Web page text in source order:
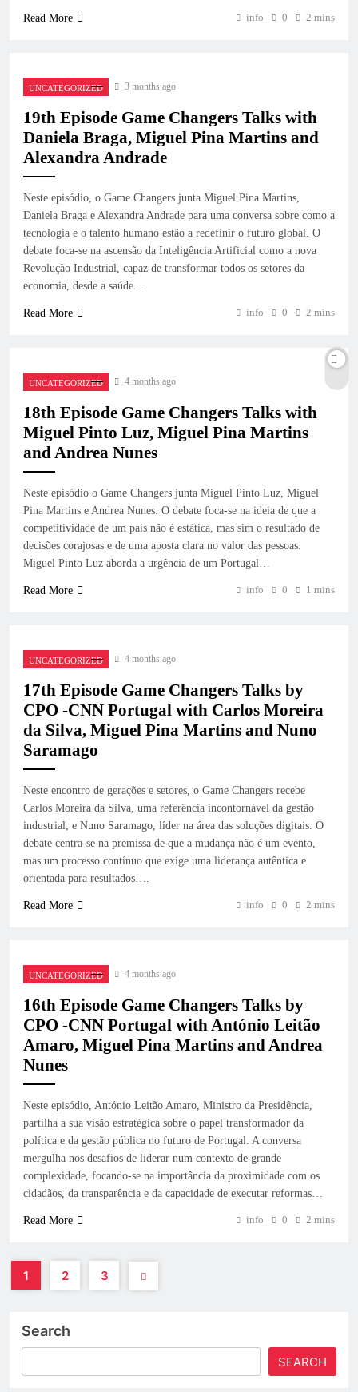
Read More info 0 2 mins
UNCATEGORIZED 3 months ago
19th Episode Game Changers Talks with
Daniela Braga, Miguel Pina Martins and
Alexandra Andrade
Neste episódio, o Game Changers junta Miguel Pina Martins,
Daniela Braga e Alexandra Andrade para uma conversa sobre como a
tecnologia e o talento humano estão a redefinir o futuro global. O
debate foca-se na ascensão da Inteligência Artificial como a nova
Revolução Industrial, capaz de transformar todos os setores da
economia, desde a saúde…
Read More info 0 2 mins
UNCATEGORIZED 4 months ago
18th Episode Game Changers Talks with
Miguel Pinto Luz, Miguel Pina Martins
and Andrea Nunes
Neste episódio o Game Changers junta Miguel Pinto Luz, Miguel
Pina Martins e Andrea Nunes. O debate foca-se na ideia de que a
competitividade de um país não é estática, mas sim o resultado de
decisões corajosas e de uma aposta clara no valor das pessoas.
Miguel Pinto Luz aborda a urgência de um Portugal…
Read More info 0 1 mins
UNCATEGORIZED 4 months ago
17th Episode Game Changers Talks by
CPO -CNN Portugal with Carlos Moreira
da Silva, Miguel Pina Martins and Nuno
Saramago
Neste encontro de gerações e setores, o Game Changers recebe
Carlos Moreira da Silva, uma referência incontornável da gestão
industrial, e Nuno Saramago, líder na área das soluções digitais. O
debate centra-se na premissa de que a mudança não é um evento,
mas um processo contínuo que exige uma liderança autêntica e
orientada para resultados….
Read More info 0 2 mins
UNCATEGORIZED 4 months ago
16th Episode Game Changers Talks by
CPO -CNN Portugal with António Leitão
Amaro, Miguel Pina Martins and Andrea
Nunes
Neste episódio, António Leitão Amaro, Ministro da Presidência,
partilha a sua visão estratégica sobre o papel transformador da
política e da gestão pública no futuro de Portugal. A conversa
mergulha nos desafios de liderar num contexto de grande
complexidade, focando-se na importância da proximidade com os
cidadãos, da transparência e da capacidade de executar reformas…
Read More info 0 2 mins
1 2 3
Search
SEARCH